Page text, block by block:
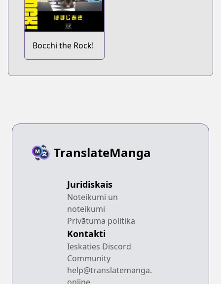
Bocchi the Rock!
TranslateManga
Juridiskais
Noteikumi un
noteikumi
Privātuma politika
Kontakti
Ieskaties Discord
Community
help@translatemanga.